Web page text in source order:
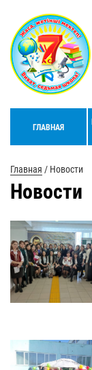
ГЛАВНАЯ
Главная / Новости
Новости